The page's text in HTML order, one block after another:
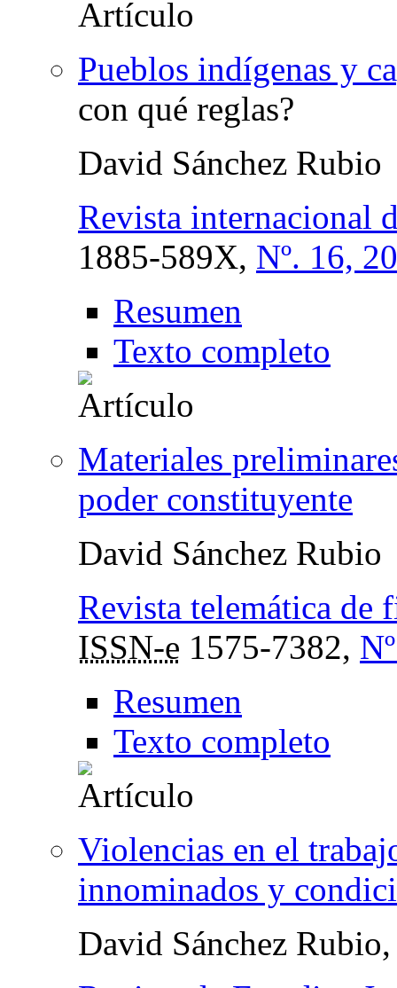
Pueblos indígenas y
con qué reglas?
David Sánchez Rubio
Revista internacional
1885-589X, Nº. 16,
Resumen
Texto completo
Materiales
poder constituyente
David Sánchez Rubio
Revista telemática de
ISSN-e 1575-7382,
Resumen
Texto completo
Violencias en el
innominados y
David Sánchez